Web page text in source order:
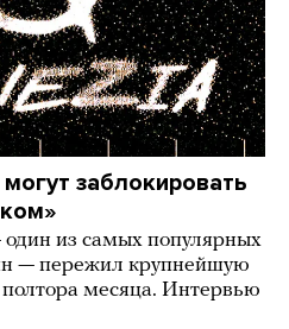
заблокировать
из самых популярных
— пережил крупнейшую
полтора месяца. Интервью